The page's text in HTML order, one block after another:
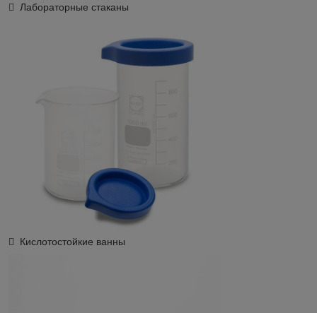
 Лабораторные стаканы
 Кислотостойкие ванны